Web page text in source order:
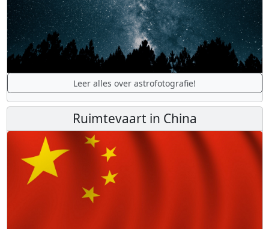
Leer alles over astrofotografie!
Ruimtevaart in China